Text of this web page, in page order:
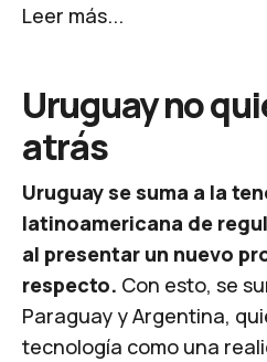
Leer más...
Uruguay no
atrás
Uruguay se suma a la
latinoamericana de
al presentar un nuevo
respecto. Con esto, se
Paraguay y Argentina,
tecnología como una